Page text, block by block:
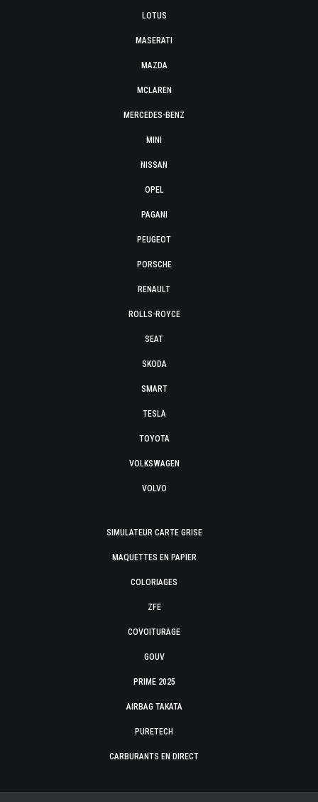
LOTUS
MASERATI
MAZDA
MCLAREN
MERCEDES-BENZ
MINI
NISSAN
OPEL
PAGANI
PEUGEOT
PORSCHE
RENAULT
ROLLS-ROYCE
SEAT
SKODA
SMART
TESLA
TOYOTA
VOLKSWAGEN
VOLVO
SIMULATEUR CARTE GRISE
MAQUETTES EN PAPIER
COLORIAGES
ZFE
COVOITURAGE
GOUV
PRIME 2025
AIRBAG TAKATA
PURETECH
CARBURANTS EN DIRECT